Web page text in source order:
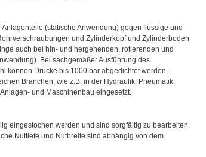
(statische Anwendung) gegen flüssige und
und Zylinderkopf und Zylinderboden
auch bei hin- und hergehenden, rotierenden und
Bei sachgemäßer Ausführung des
können Drücke bis 1000 bar abgedichtet werden,
Branchen, wie z.B. in der Hydraulik, Pneumatik,
und Maschinenbau eingesetzt.
eingestochen werden und sind sorgfältig zu bearbeiten.
Nuttiefe und Nutbreite sind abhängig von dem